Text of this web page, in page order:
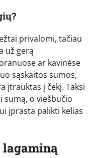
privalomi, tačiau
už gerą
ar kavinėse
sąskaitos sumos,
įtrauktas į čekį. Taksi
sumą, o viešbučio
įprasta palikti kelias